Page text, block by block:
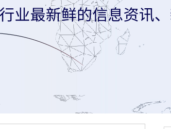
业最新鲜的信息资讯